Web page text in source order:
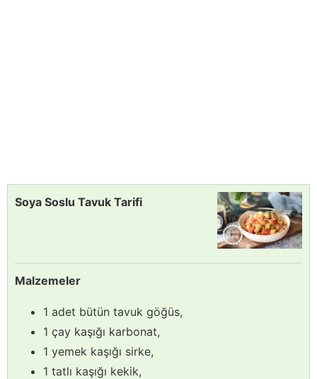
Soya Soslu Tavuk Tarifi
Malzemeler
1 adet bütün tavuk göğüs,
1 çay kaşığı karbonat,
1 yemek kaşığı sirke,
1 tatlı kaşığı kekik,